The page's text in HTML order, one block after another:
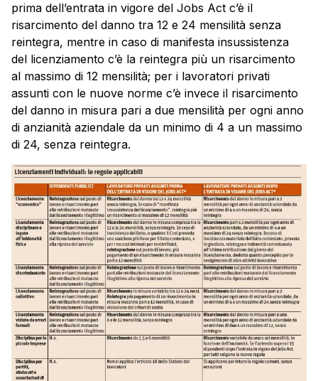
prima dell’entrata in vigore del Jobs Act c’è il
risarcimento del danno tra 12 e 24 mensilità senza
reintegra, mentre in caso di manifesta insussistenza
del licenziamento c’è la reintegra più un risarcimento
al massimo di 12 mensilità; per i lavoratori privati
assunti con le nuove norme c’è invece il risarcimento
del danno in misura pari a due mensilità per ogni anno
di anzianità aziendale da un minimo di 4 a un massimo
di 24, senza reintegra.